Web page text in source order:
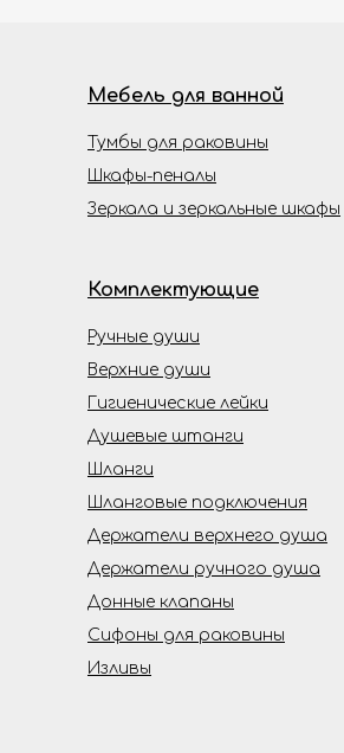
Мебель для ванной
Тумбы для раковины
Шкафы-пеналы
Зеркала и зеркальные шкафы
Комплектующие
Ручные души
Верхние души
Гигиенические лейки
Шланги
Шланговые подключения
Держатели верхнего душа
Держатели ручного душа
Донные клапаны
Сифоны для раковины
Изливы
Душевые штанги